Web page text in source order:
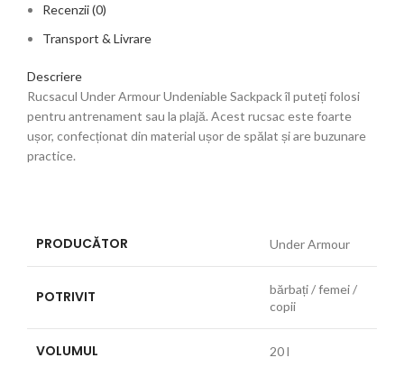
Recenzii (0)
Transport & Livrare
Descriere
Rucsacul Under Armour Undeniable Sackpack îl puteți folosi
pentru antrenament sau la plajă. Acest rucsac este foarte
ușor, confecționat din material ușor de spălat și are buzunare
practice.
PRODUCĂTOR Under Armour
POTRIVIT
bărbați / femei /
copii
VOLUMUL 20 l